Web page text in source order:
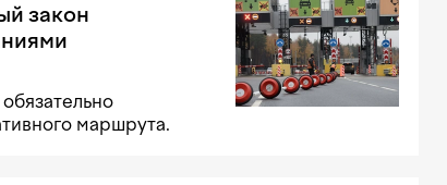
закон
маршрута.